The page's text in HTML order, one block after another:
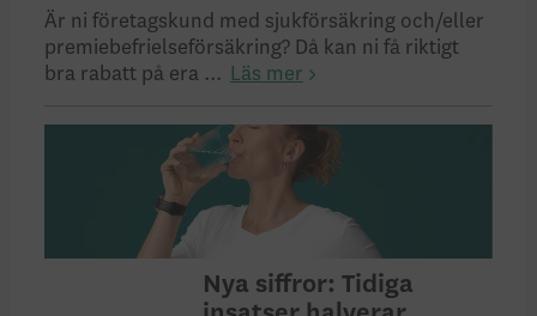
Är ni företagskund med sjukförsäkring och/eller
premiebefrielseförsäkring? Då kan ni få riktigt
bra rabatt på era ...
Läs mer
Nya siffror: Tidiga